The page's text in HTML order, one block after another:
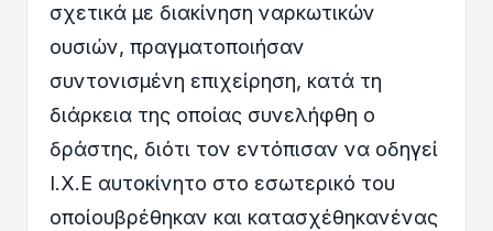
σχετικά με διακίνηση ναρκωτικών
ουσιών, πραγματοποιήσαν
συντονισμένη επιχείρηση, κατά τη
διάρκεια της οποίας συνελήφθη ο
δράστης, διότι τον εντόπισαν να οδηγεί
Ι.Χ.Ε αυτοκίνητο στο εσωτερικό του
οποίουβρέθηκαν και κατασχέθηκανένας